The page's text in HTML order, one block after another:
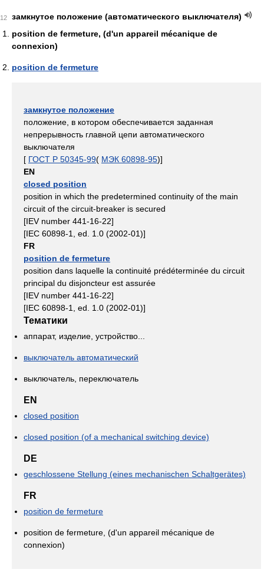
12
замкнутое положение (автоматического выключателя)
position de fermeture, (d'un appareil mécanique de
connexion)
position de fermeture
замкнутое положение
положение, в котором обеспечивается заданная
непрерывность главной цепи автоматического
выключателя
[ ГОСТ Р 50345-99( МЭК 60898-95)]
EN
closed position
position in which the predetermined continuity of the main
circuit of the circuit-breaker is secured
[IEV number 441-16-22]
[IEC 60898-1, ed. 1.0 (2002-01)]
FR
position de fermeture
position dans laquelle la continuité prédéterminée du circuit
principal du disjoncteur est assurée
[IEV number 441-16-22]
[IEC 60898-1, ed. 1.0 (2002-01)]
Тематики
аппарат, изделие, устройство...
выключатель автоматический
выключатель, переключатель
EN
closed position
closed position (of a mechanical switching device)
DE
geschlossene Stellung (eines mechanischen Schaltgerätes)
FR
position de fermeture
position de fermeture, (d'un appareil mécanique de
connexion)